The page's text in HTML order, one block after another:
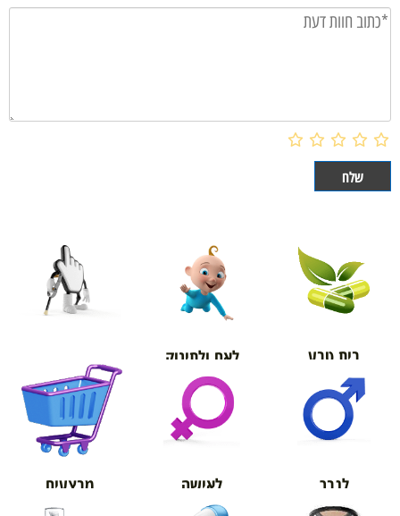
בית טבע לאם ולתינוק
אורטופדיה
לגבר לאישה מבצעים